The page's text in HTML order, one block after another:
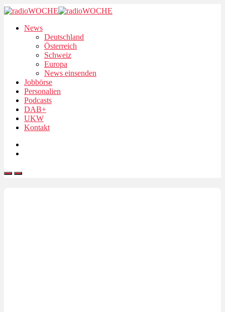
News
Deutschland
Österreich
Schweiz
Europa
News einsenden
Jobbörse
Personalien
Podcasts
DAB+
UKW
Kontakt